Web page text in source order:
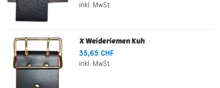
inkl. MwSt.
X Weideriemen Kuh
35,65 CHF
inkl. MwSt.